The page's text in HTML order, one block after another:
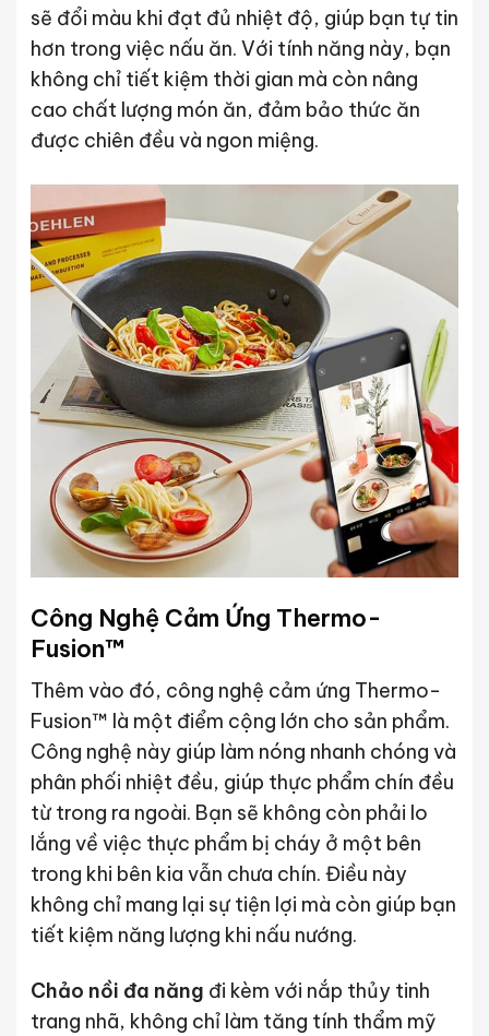
sẽ đổi màu khi đạt đủ nhiệt độ, giúp bạn tự tin
hơn trong việc nấu ăn. Với tính năng này, bạn
không chỉ tiết kiệm thời gian mà còn nâng
cao chất lượng món ăn, đảm bảo thức ăn
được chiên đều và ngon miệng.
Công Nghệ Cảm Ứng Thermo-
Fusion™
Thêm vào đó, công nghệ cảm ứng Thermo-
Fusion™ là một điểm cộng lớn cho sản phẩm.
Công nghệ này giúp làm nóng nhanh chóng và
phân phối nhiệt đều, giúp thực phẩm chín đều
từ trong ra ngoài. Bạn sẽ không còn phải lo
lắng về việc thực phẩm bị cháy ở một bên
trong khi bên kia vẫn chưa chín. Điều này
không chỉ mang lại sự tiện lợi mà còn giúp bạn
tiết kiệm năng lượng khi nấu nướng.
Chảo nồi đa năng đi kèm với nắp thủy tinh
trang nhã, không chỉ làm tăng tính thẩm mỹ